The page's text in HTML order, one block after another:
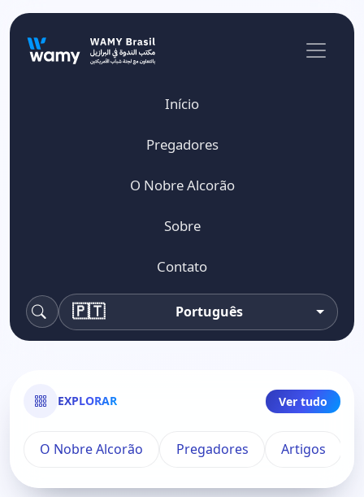
Início
Pregadores
O Nobre Alcorão
Sobre
Contato
Pesquisa
🇵🇹 Português
EXPLORAR Ver tudo
O Nobre Alcorão Pregadores Artigos